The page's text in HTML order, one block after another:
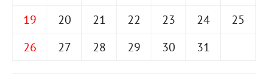
19
20 21 22 23 24
25
26
27 28 29 30 31